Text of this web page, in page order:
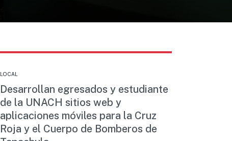
LOCAL
Desarrollan egresados y estudiante
de la UNACH sitios web y
aplicaciones móviles para la Cruz
Roja y el Cuerpo de Bomberos de